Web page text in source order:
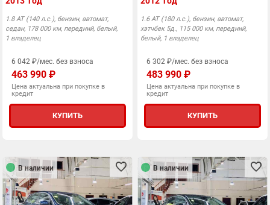
1.8 АТ (140 л.с.), бензин, автомат,
седан, 178 000 км, передний, белый,
1 владелец
6 042 ₽/мес. без взноса
463 990 ₽
Цена актуальна при покупке в
кредит
КУПИТЬ
1.6 AT (180 л.с.), бензин, автомат,
хэтчбек 5д., 115 000 км, передний,
белый, 1 владелец
6 302 ₽/мес. без взноса
483 990 ₽
Цена актуальна при покупке в
кредит
КУПИТЬ
В наличии В наличии